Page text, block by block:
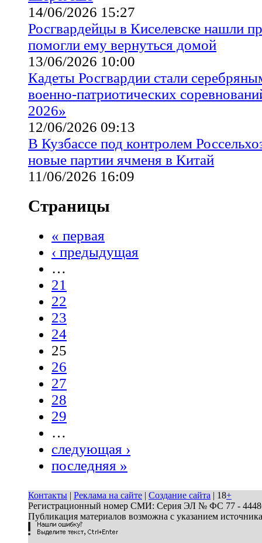
14/06/2026 15:27
Росгвардейцы в Киселевске нашли
помогли ему вернуться домой
13/06/2026 10:00
Кадеты Росгвардии стали
военно-патриотических
2026»
12/06/2026 09:13
В Кузбассе под контролем
новые партии ячменя в Китай
11/06/2026 16:09
Страницы
« первая
‹ предыдущая
…
21
22
23
24
25
26
27
28
29
…
следующая ›
последняя »
Контакты | Реклама на сайте | Создание сайта | 18+
Регистрационный номер СМИ: Серия ЭЛ № ФС 77 - 44486
Публикация материалов возможна с указанием